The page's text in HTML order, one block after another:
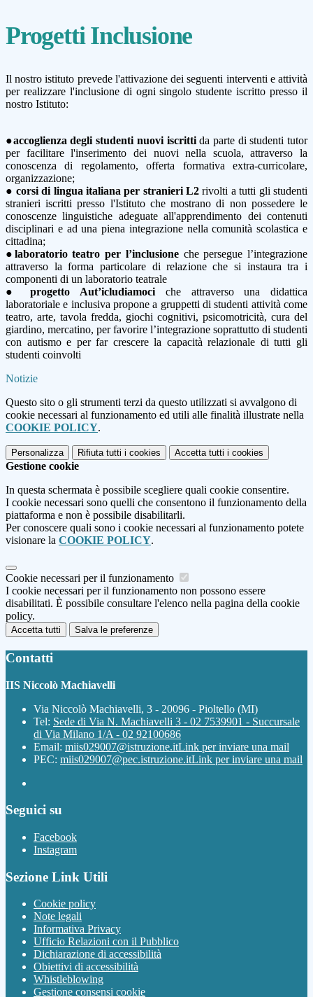
Progetti Inclusione
Il nostro istituto prevede l'attivazione dei seguenti interventi e attività
per realizzare l'inclusione di ogni singolo studente iscritto presso il
nostro Istituto:
●accoglienza degli studenti nuovi iscrittida parte di studenti tutor
per facilitare l'inserimento dei nuovi nella scuola, attraverso la
conoscenza di regolamento, offerta formativa extra-curricolare,
organizzazione;
● corsi di lingua italiana per stranieri L2 rivolti a tutti gli studenti
stranieri iscritti presso l'Istituto che mostrano di non possedere le
conoscenze linguistiche adeguate all'apprendimento dei contenuti
disciplinari e ad una piena integrazione nella comunità scolastica e
cittadina;
● laboratorio teatro per l’inclusioneche persegue l’integrazione
attraverso la forma particolare di relazione che si instaura tra i
componenti di un laboratorio teatrale
●progetto Aut’icludiamoci che attraverso una didattica
laboratoriale e inclusiva propone a gruppetti di studenti attività come
teatro, arte, tavola fredda, giochi cognitivi, psicomotricità, cura del
giardino, mercatino, per favorire l’integrazione soprattutto di studenti
con autismo e per far crescere la capacità relazionale di tutti gli
studenti coinvolti
Notizie
Questo sito o gli strumenti terzi da questo utilizzati si avvalgono di
cookie necessari al funzionamento ed utili alle finalità illustrate nella
COOKIE POLICY.
Personalizza Rifiuta tutti i cookies Accetta tutti i cookies
Gestione cookie
In questa schermata è possibile scegliere quali cookie consentire.
I cookie necessari sono quelli che consentono il funzionamento della
piattaforma e non è possibile disabilitarli.
Per conoscere quali sono i cookie necessari al funzionamento potete
visionare la COOKIE POLICY.
Cookie necessari per il funzionamento
I cookie necessari per il funzionamento non possono essere
disabilitati. È possibile consultare l'elenco nella pagina della cookie
policy.
Accetta tutti Salva le preferenze
Contatti
IIS Niccolò Machiavelli
Via Niccolò Machiavelli, 3 - 20096 - Pioltello (MI)
Tel: Sede di Via N. Machiavelli 3 - 02 7539901 - Succursale
di Via Milano 1/A - 02 92100686
Email: miis029007@istruzione.itLink per inviare una mail
PEC: miis029007@pec.istruzione.itLink per inviare una mail
Seguici su
Facebook
Instagram
Sezione Link Utili
Cookie policy
Note legali
Informativa Privacy
Ufficio Relazioni con il Pubblico
Dichiarazione di accessibilità
Obiettivi di accessibilità
Whistleblowing
Gestione consensi cookie